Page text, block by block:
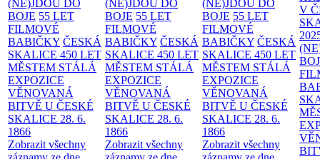
(NE)JDOU DO
BOJE 55 LET
FILMOVÉ
BABIČKY ČESKÁ
SKALICE 450 LET
MĚSTEM STÁLÁ
EXPOZICE
VĚNOVANÁ
BITVĚ U ČESKÉ
SKALICE 28. 6.
1866
Zobrazit všechny
(NE)JDOU DO
BOJE 55 LET
FILMOVÉ
BABIČKY ČESKÁ
SKALICE 450 LET
MĚSTEM STÁLÁ
EXPOZICE
VĚNOVANÁ
BITVĚ U ČESKÉ
SKALICE 28. 6.
1866
Zobrazit všechny
(NE)JDOU DO
BOJE 55 LET
FILMOVÉ
BABIČKY ČESKÁ
SKALICE 450 LET
MĚSTEM STÁLÁ
EXPOZICE
VĚNOVANÁ
BITVĚ U ČESKÉ
SKALICE 28. 6.
1866
Zobrazit všechny
V